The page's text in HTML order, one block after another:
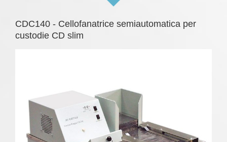
CDC140 - Cellofanatrice semiautomatica per
custodie CD slim